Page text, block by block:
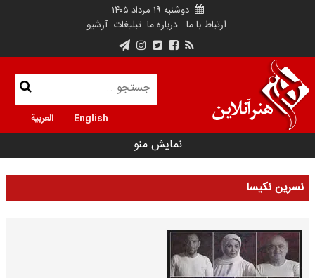
دوشنبه ۱۹ مرداد ۱۴۰۵
ارتباط با ما درباره ما تبلیغات آرشیو
English العربية
نمایش منو
نسرین نکیسا